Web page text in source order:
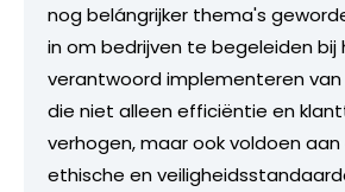
nog belángrijker thema's
in om bedrijven te begeleiden bij
verantwoord implementeren
die niet alleen efficiëntie en
verhogen, maar ook voldoen
ethische en